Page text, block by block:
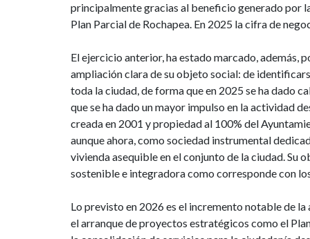
principalmente gracias al beneficio generado por
Plan Parcial de Rochapea. En 2025 la cifra de
El ejercicio anterior, ha estado marcado, además,
ampliación clara de su objeto social: de
toda la ciudad, de forma que en 2025 se ha dado
que se ha dado un mayor impulso en la actividad
creada en 2001 y propiedad al 100% del
aunque ahora, como sociedad instrumental
vivienda asequible en el conjunto de la ciudad. Su
sostenible e integradora como corresponde con
Lo previsto en 2026 es el incremento notable de
el arranque de proyectos estratégicos como el